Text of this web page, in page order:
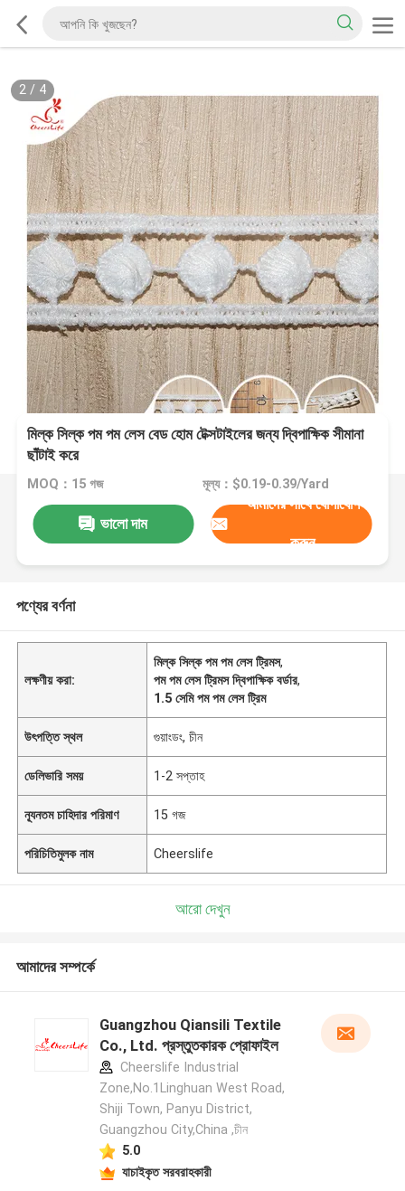
2/ 4
মিল্ক সিল্ক পম পম লেস বেড হোম টেক্সটাইলের জন্য দ্বিপাক্ষিক সীমানা
ছাঁটাই করে
MOQ：15 গজ মূল্য：$0.19-0.39/Yard
ভালো দাম
আমাদের সাথে যোগাযোগ
করুন
পণ্যের বর্ণনা
লক্ষণীয় করা:
মিল্ক সিল্ক পম পম লেস ট্রিমস,
পম পম লেস ট্রিমস দ্বিপাক্ষিক বর্ডার,
1.5 সেমি পম পম লেস ট্রিম
উৎপত্তি স্থল গুয়াংডং, চীন
ডেলিভারি সময় 1-2 সপ্তাহ
ন্যূনতম চাহিদার পরিমাণ 15 গজ
পরিচিতিমুলক নাম Cheerslife
আরো দেখুন
আমাদের সম্পর্কে
Guangzhou Qiansili Textile
Co., Ltd. প্রস্তুতকারক প্রোফাইল
Cheerslife Industrial
Zone,No.1Linghuan West Road,
Shiji Town, Panyu District,
Guangzhou City,China ,চীন
5.0
যাচাইকৃত সরবরাহকারী